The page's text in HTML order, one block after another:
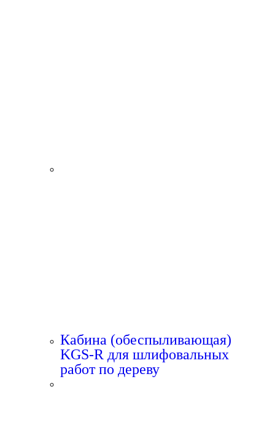
Кабина (обеспыливающая)
KGS-R для шлифовальных
работ по дереву